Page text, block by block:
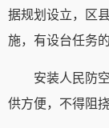
据规划设立，区
施，有设台任务
安装人民防
供方便，不得阻挠